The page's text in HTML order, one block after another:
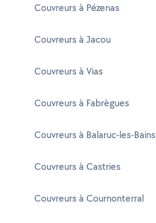
Couvreurs à Pézenas
Couvreurs à Jacou
Couvreurs à Vias
Couvreurs à Fabrègues
Couvreurs à Balaruc-les-Bains
Couvreurs à Castries
Couvreurs à Cournonterral